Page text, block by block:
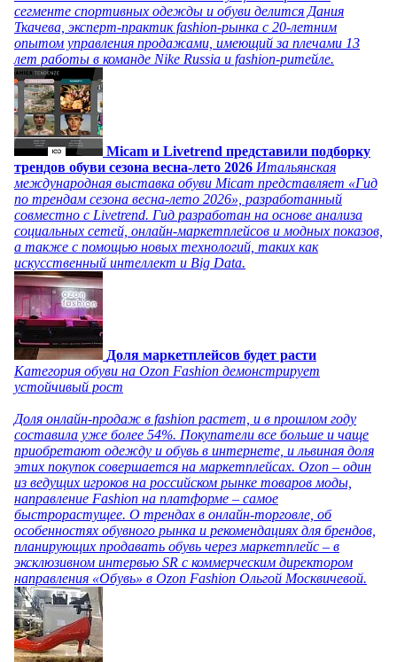
сегменте спортивных одежды и обуви делится Дания
Ткачева, эксперт-практик fashion-рынка с 20-летним
опытом управления продажами, имеющий за плечами 13
лет работы в команде Nike Russia и fashion-ритейле.
Micam и Livetrend представили подборку
трендов обуви сезона весна-лето 2026 Итальянская
международная выставка обуви Micam представляет «Гид
по трендам сезона весна-лето 2026», разработанный
совместно с Livetrend. Гид разработан на основе анализа
социальных сетей, онлайн-маркетплейсов и модных показов,
а также с помощью новых технологий, таких как
искусственный интеллект и Big Data.
Доля маркетплейсов будет расти
Категория обуви на Ozon Fashion демонстрирует
устойчивый рост
Доля онлайн-продаж в fashion растет, и в прошлом году
составила уже более 54%. Покупатели все больше и чаще
приобретают одежду и обувь в интернете, и львиная доля
этих покупок совершается на маркетплейсах. Ozon – один
из ведущих игроков на российском рынке товаров моды,
направление Fashion на платформе – самое
быстрорастущее. О трендах в онлайн-торговле, об
особенностях обувного рынка и рекомендациях для брендов,
планирующих продавать обувь через маркетплейс – в
эксклюзивном интервью SR с коммерческим директором
направления «Обувь» в Ozon Fashion Ольгой Москвичевой.